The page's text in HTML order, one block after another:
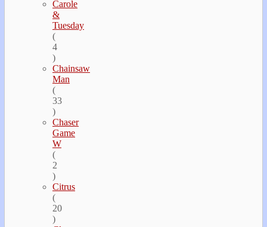
Carole
&
Tuesday
(
4
)
Chainsaw
Man
(
33
)
Chaser
Game
W
(
2
)
Citrus
(
20
)